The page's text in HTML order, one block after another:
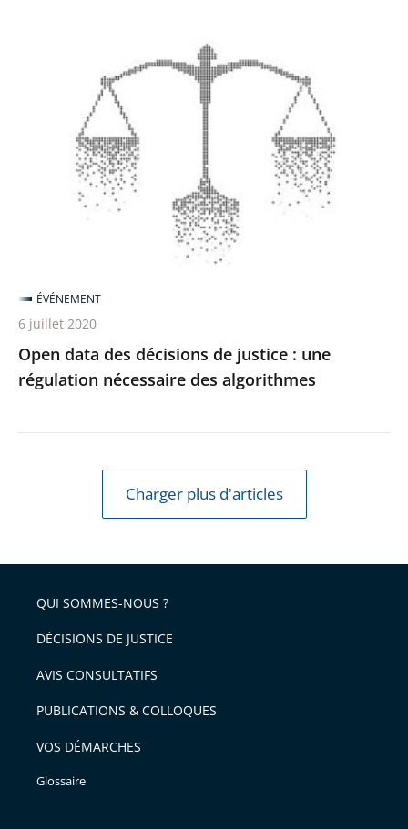
décisions
des
algorithmes
Open data des décisions de justice : une
régulation nécessaire des algorithmes
ÉVÉNEMENT
6 juillet 2020
Charger plus d'articles
QUI SOMMES-NOUS ?
DÉCISIONS DE JUSTICE
AVIS CONSULTATIFS
PUBLICATIONS & COLLOQUES
VOS DÉMARCHES
Glossaire